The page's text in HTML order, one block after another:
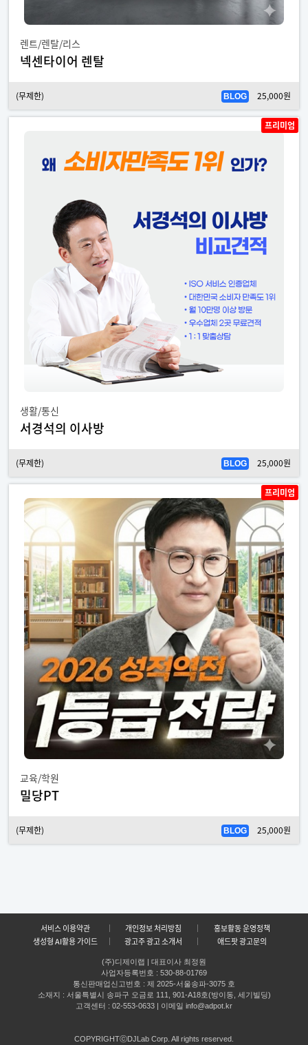
렌트/렌탈/리스
넥센타이어 렌탈
(무제한) BLOG 25,000원
프리미엄
생활/통신
서경석의 이사방
(무제한) BLOG 25,000원
프리미엄
교육/학원
밀당PT
(무제한) BLOG 25,000원
서비스 이용약관 개인정보 처리방침
홍보활동 운영정책
생성형 AI활용 가이드
광고주 광고 소개서 애드팟 광고문의
(주)디제이랩 | 대표이사 최정원
사업자등록번호 : 530-88-01769
통신판매업신고번호 : 제 2025-서울송파-3075 호
소재지 : 서울특별시 송파구 오금로 111, 901-A18호(방이동, 세기빌딩)
고객센터 : 02-553-0633 | 이메일 info@adpot.kr
COPYRIGHTⓒDJLab Corp. All rights reserved.